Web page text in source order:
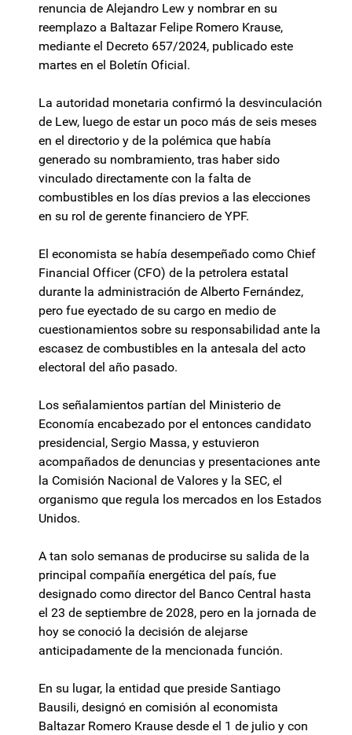
renuncia de Alejandro Lew y nombrar en su
reemplazo a Baltazar Felipe Romero Krause,
mediante el Decreto 657/2024, publicado este
martes en el Boletín Oficial.
La autoridad monetaria confirmó la desvinculación
de Lew, luego de estar un poco más de seis meses
en el directorio y de la polémica que había
generado su nombramiento, tras haber sido
vinculado directamente con la falta de
combustibles en los días previos a las elecciones
en su rol de gerente financiero de YPF.
El economista se había desempeñado como Chief
Financial Officer (CFO) de la petrolera estatal
durante la administración de Alberto Fernández,
pero fue eyectado de su cargo en medio de
cuestionamientos sobre su responsabilidad ante la
escasez de combustibles en la antesala del acto
electoral del año pasado.
Los señalamientos partían del Ministerio de
Economía encabezado por el entonces candidato
presidencial, Sergio Massa, y estuvieron
acompañados de denuncias y presentaciones ante
la Comisión Nacional de Valores y la SEC, el
organismo que regula los mercados en los Estados
Unidos.
A tan solo semanas de producirse su salida de la
principal compañía energética del país, fue
designado como director del Banco Central hasta
el 23 de septiembre de 2028, pero en la jornada de
hoy se conoció la decisión de alejarse
anticipadamente de la mencionada función.
En su lugar, la entidad que preside Santiago
Bausili, designó en comisión al economista
Baltazar Romero Krause desde el 1 de julio y con